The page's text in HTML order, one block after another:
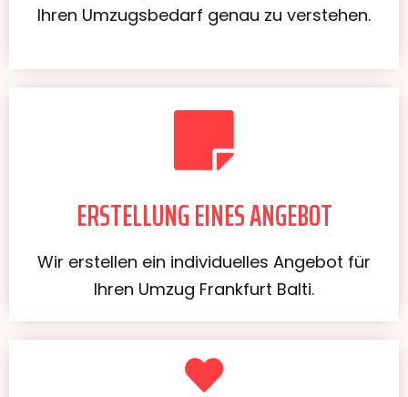
Ihren Umzugsbedarf genau zu verstehen.
ERSTELLUNG EINES ANGEBOT
Wir erstellen ein individuelles Angebot für
Ihren Umzug Frankfurt Balti.